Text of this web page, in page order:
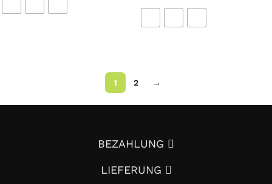
1 2 →
BEZAHLUNG
LIEFERUNG